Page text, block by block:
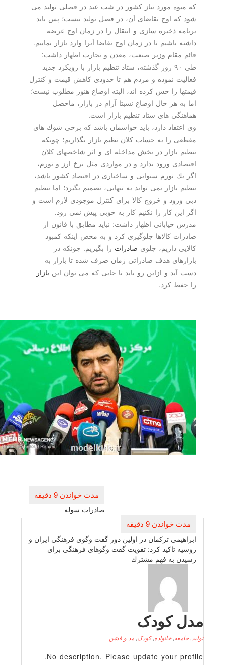
كه میوه مورد نیاز كشور در شب عید در فصلی تولید می
شود كه اوج تقاضای آن، در فصل تولید نیست؛ پس باید
برنامه ذخیره سازی و انتقال را در زمان اوج عرضه
داشته باشیم تا در زمان اوج تقاضا آنرا وارد بازار نماییم.
قائم مقام وزیر صنعت، معدن و تجارت اظهار داشت:
طی ۹۰ روز گذشته، ستاد تنظیم بازار با رویكرد جدید
فعالیت نموده و مردم هم تا حدودی كاهش قیمت و كنترل
قیمتها را حس كرده اند، البته اوضاع هنوز مطلوب نیست؛
اما به هر حال اوضاع نسبتا آرام در بازار، ماحصل
هماهنگی های ستاد تنظیم بازار است.
وی اعتقاد دارد، باید حواسمان باشد كه برخی شوك های
مقطعی را به حساب كلان تظیم بازار نگذاریم؛ چونكه
تنظیم بازار در بخش مداخله ای و اثر شاخصهای كلان
اقتصادی ورود ندارد و در مواردی مثل نرخ ارز و تورم،
اگر یك تورم سنواتی و ساختاری در اقتصاد كشور باشد،
تنظیم بازار نمی تواند به تنهایی، تصمیم بگیرد؛ اما تنظیم
دبی ورود و خروج كالا برای كنترل موجودی لازم است و
اگر این كار را نكنیم كار به خوبی پیش نمی رود.
مدرس خیابانی اظهار داشت: نباید مطابق با قانون از
صادرات كالاها جلوگیری كرد و به محض اینكه كمبود
كالایی داریم، جلویصادرات را بگیریم. چونكه در
بازارهای هدف صادراتی زمان صرف شده تا بازار به
دست آید و ازاین رو باید تا جایی كه می توان اینبازار
را حفظ كرد.
صادرات سوله
ابراهیمی تركمان در اولین دور گفت وگوی فرهنگی ایران و
روسیه تاكید كرد: تقویت گفت وگوهای فرهنگی برای
رسیدن به فهم مشترك
کودک
جامعه,خانواده,کودک,مد و فشن
No description. Please update your